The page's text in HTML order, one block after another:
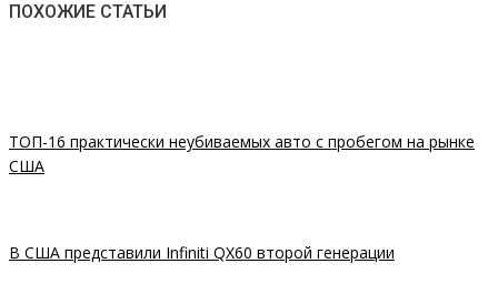
ПОХОЖИЕ СТАТЬИ
ТОП-16 практически неубиваемых авто с пробегом на рынке
США
В США представили Infiniti QX60 второй генерации